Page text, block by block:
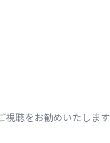
視聴をお勧めいたします